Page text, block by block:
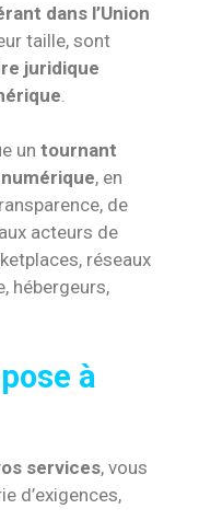
dans l’Union
taille, sont
juridique
un tournant
, en
de
acteurs de
réseaux
hébergeurs,
à
services, vous
d’exigences,